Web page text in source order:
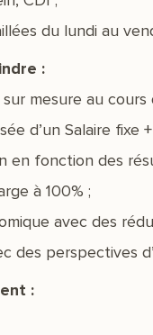
du lundi au
:
mesure au
d’un Salaire fixe
en fonction des
à 100% ;
avec des
des perspectives
: